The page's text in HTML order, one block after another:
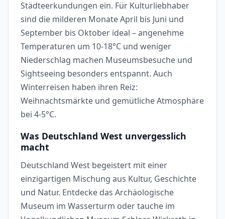
Städteerkundungen ein. Für Kulturliebhaber
sind die milderen Monate April bis Juni und
September bis Oktober ideal – angenehme
Temperaturen um 10-18°C und weniger
Niederschlag machen Museumsbesuche und
Sightseeing besonders entspannt. Auch
Winterreisen haben ihren Reiz:
Weihnachtsmärkte und gemütliche Atmosphäre
bei 4-5°C.
Was Deutschland West unvergesslich
macht
Deutschland West begeistert mit einer
einzigartigen Mischung aus Kultur, Geschichte
und Natur. Entdecke das Archäologische
Museum im Wasserturm oder tauche im